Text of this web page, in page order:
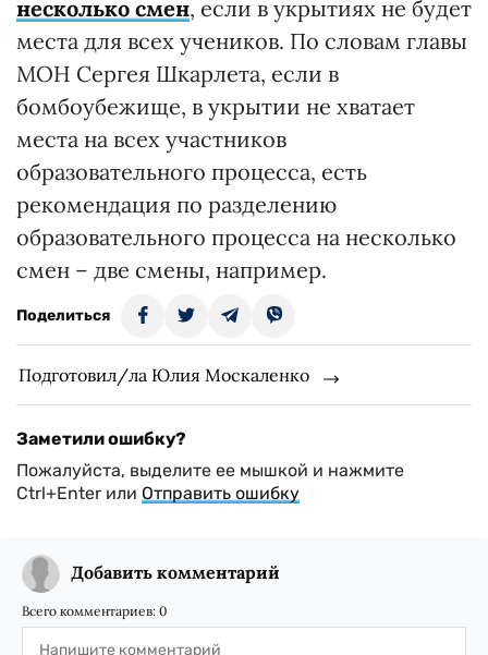
несколько смен, если в укрытиях не будет
места для всех учеников. По словам главы
МОН Сергея Шкарлета, если в
бомбоубежище, в укрытии не хватает
места на всех участников
образовательного процесса, есть
рекомендация по разделению
образовательного процесса на несколько
смен – две смены, например.
Поделиться
Подготовил/ла Юлия Москаленко
Заметили ошибку?
Пожалуйста, выделите ее мышкой и нажмите
Ctrl+Enter или Отправить ошибку
Добавить комментарий
Всего комментариев: 0